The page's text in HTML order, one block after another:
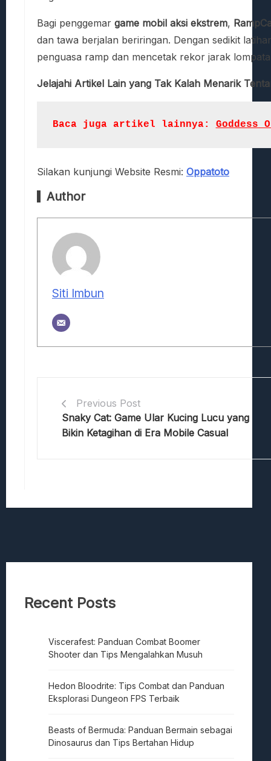
Bagi penggemar game mobil aksi ekstrem,
dan tawa berjalan beriringan. Dengan sedikit
penguasa ramp dan mencetak rekor jarak
Jelajahi Artikel Lain yang Tak Kalah Menarik
Baca juga artikel lainnya: Goddess
Silakan kunjungi Website Resmi: Oppatoto
Author
Siti Imbun
Previous Post
Snaky Cat: Game Ular Kucing Lucu yang
Bikin Ketagihan di Era Mobile Casual
Recent Posts
Viscerafest: Panduan Combat Boomer
Shooter dan Tips Mengalahkan Musuh
Hedon Bloodrite: Tips Combat dan Panduan
Eksplorasi Dungeon FPS Terbaik
Beasts of Bermuda: Panduan Bermain sebagai
Dinosaurus dan Tips Bertahan Hidup